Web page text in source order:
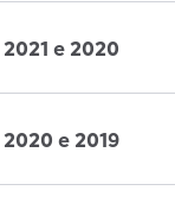
e 2020
e 2019